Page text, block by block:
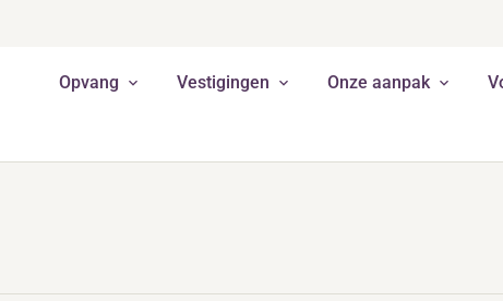
Opvang Vestigingen Onze aanpak